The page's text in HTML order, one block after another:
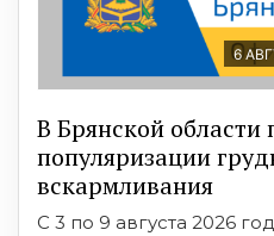
6
В Брянской области
популяризации
вскармливания
С 3 по 9 августа 2026